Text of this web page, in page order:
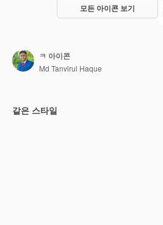
모든 아이콘 보기
ㅋ 아이콘
Md Tanvirul Haque
같은 스타일